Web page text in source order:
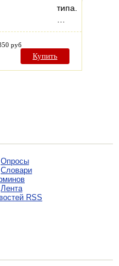
типа.
руб
Купить
Опросы
Словари
Лента
RSS